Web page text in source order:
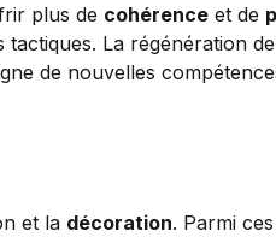
plus de cohérence et de
La régénération
de nouvelles
et la décoration. Parmi